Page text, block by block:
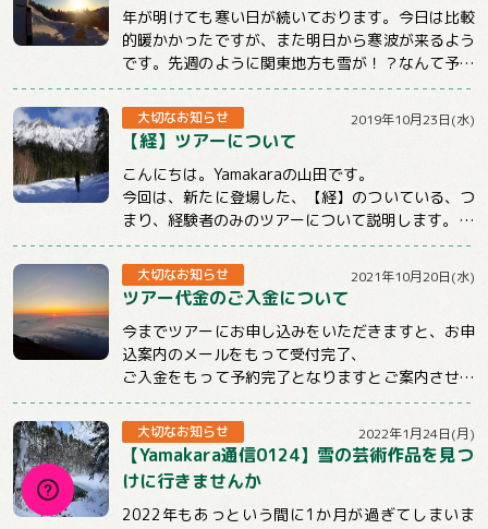
年が明けても寒い日が続いております。今日は比較
的暖かかったですが、また明日から寒波が来るよう
です。先週のように関東地方も雪が！？なんて予報
もチラホラでています。山に行くときもそうでな...
大切なお知らせ 2019年10月23日(水)
【経】ツアーについて
こんにちは。Yamakaraの山田です。
今回は、新たに登場した、【経】のついている、つ
まり、経験者のみのツアーについて説明します。
まず、この【経】のついているツアーは雪山のみ...
大切なお知らせ 2021年10月20日(水)
ツアー代金のご入金について
今までツアーにお申し込みをいただきますと、お申
込案内のメールをもって受付完了、
ご入金をもって予約完了となりますとご案内させて
いただいておりました。
しかしお申込後、そのままご連...
大切なお知らせ 2022年1月24日(月)
【Yamakara通信0124】雪の芸術作品を見つ
けに行きませんか
2022年もあっという間に1か月が過ぎてしまいま